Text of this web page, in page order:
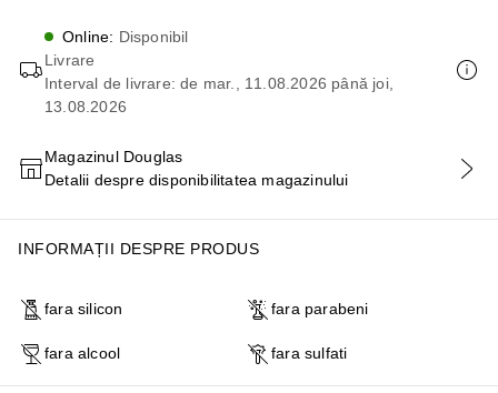
Online: Disponibil
Livrare
Interval de livrare: de mar., 11.08.2026 până joi,
13.08.2026
ADĂUGAȚI ÎN COŞ
Magazinul Douglas
Detalii despre disponibilitatea magazinului
INFORMAȚII DESPRE PRODUS
fara silicon fara parabeni
fara alcool fara sulfati